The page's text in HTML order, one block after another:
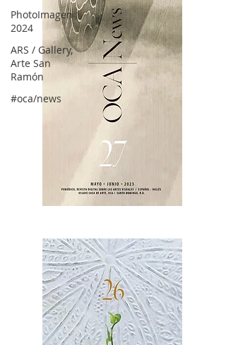
PhotoImagen
2024
ARS / Gallery,
Arte San
Ramón
#oca/news